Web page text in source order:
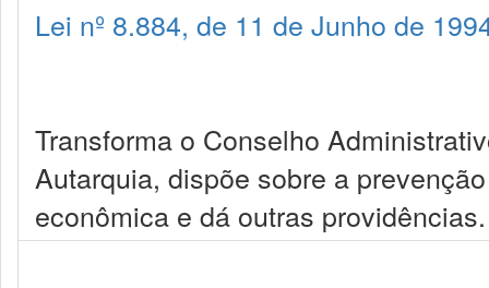
Lei nº 8.884, de 11 de Junho de
Transforma o Conselho
Autarquia, dispõe sobre a
econômica e dá outras providências.